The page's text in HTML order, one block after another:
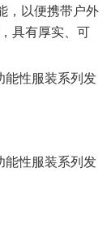
，以便携带户外
具有厚实、可